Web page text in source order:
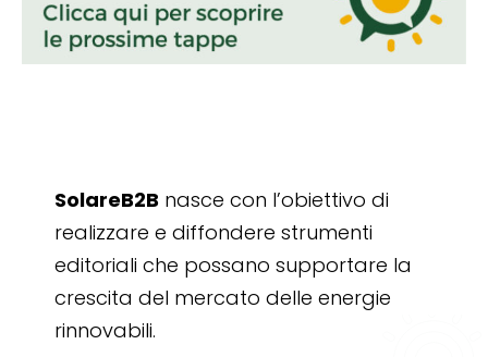
SolareB2B nasce con l’obiettivo di
realizzare e diffondere strumenti
editoriali che possano supportare la
crescita del mercato delle energie
rinnovabili.